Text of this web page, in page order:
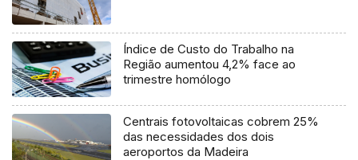
Índice de Custo do Trabalho na
Região aumentou 4,2% face ao
trimestre homólogo
Centrais fotovoltaicas cobrem 25%
das necessidades dos dois
aeroportos da Madeira